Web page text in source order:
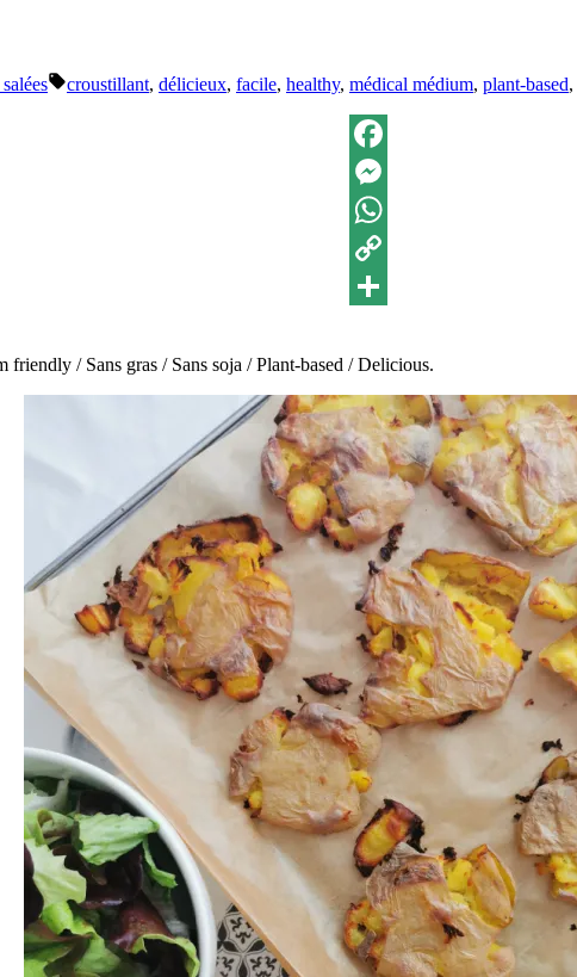
Étiquettes :
croustillant, délicieux, facile, healthy, médical médium, plant-based,
Facebook
Messenger
WhatsApp
Copy
/ Sans gras / Sans soja / Plant-based / Delicious.